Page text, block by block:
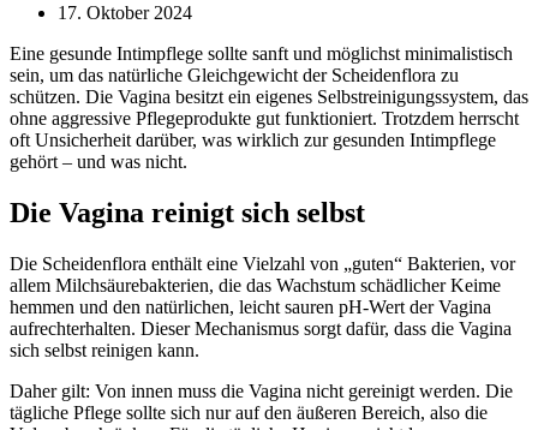
17. Oktober 2024
Eine gesunde Intimpflege sollte sanft und möglichst minimalistisch
sein, um das natürliche Gleichgewicht der Scheidenflora zu
schützen. Die Vagina besitzt ein eigenes Selbstreinigungssystem, das
ohne aggressive Pflegeprodukte gut funktioniert. Trotzdem herrscht
oft Unsicherheit darüber, was wirklich zur gesunden Intimpflege
gehört – und was nicht.
Die Vagina reinigt sich selbst
Die Scheidenflora enthält eine Vielzahl von „guten“ Bakterien, vor
allem Milchsäurebakterien, die das Wachstum schädlicher Keime
hemmen und den natürlichen, leicht sauren pH-Wert der Vagina
aufrechterhalten. Dieser Mechanismus sorgt dafür, dass die Vagina
sich selbst reinigen kann.
Daher gilt: Von innen muss die Vagina nicht gereinigt werden. Die
tägliche Pflege sollte sich nur auf den äußeren Bereich, also die